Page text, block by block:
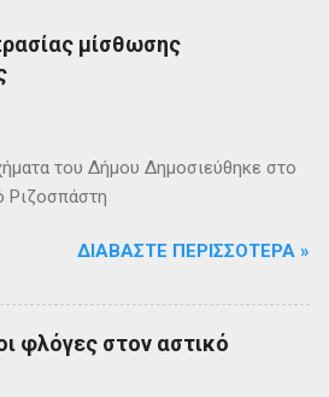
μίσθωσης
του Δήμου Δημοσιεύθηκε στο
Ριζοσπάστη
ΔΙΑΒΆΣΤΕ ΠΕΡΙΣΣΌΤΕΡΑ »
φλόγες στον αστικό